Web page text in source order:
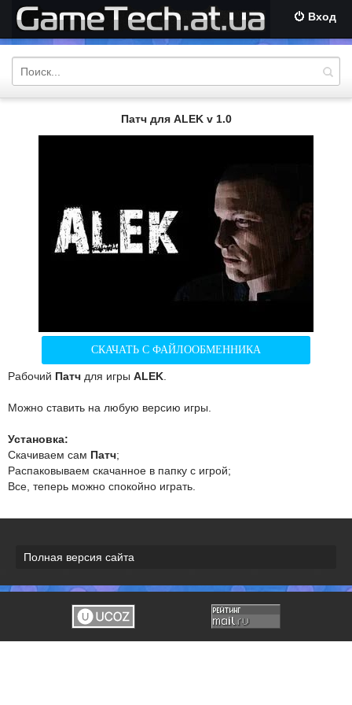
Вход
Патч для ALEK v 1.0
СКАЧАТЬ С ФАЙЛООБМЕННИКА
Рабочий Патч для игры ALEK
Можно ставить на любую версию игры.
Установка:
Скачиваем сам Патч;
Распаковываем скачанное в папку с игрой;
Все, теперь можно спокойно играть.
Полная версия сайта